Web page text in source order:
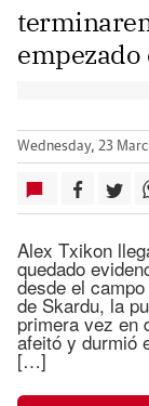
empezado
Wednesday, 23
Alex Txikon
quedado
desde el
de Skardu, la
primera vez en
afeitó y durmió
[…]